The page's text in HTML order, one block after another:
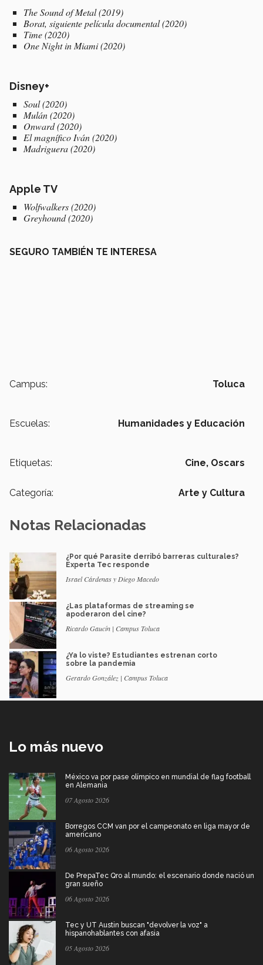
The Sound of Metal(2019)
Borat, siguiente película documental(2020)
Time(2020)
One Night in Miami(2020)
Disney+
Soul(2020)
Mulán(2020)
Onward(2020)
El magnífico Iván(2020)
Madriguera(2020)
Apple TV
Wolfwalkers(2020)
Greyhound(2020)
SEGURO TAMBIÉN TE INTERESA
Campus: Toluca
Escuelas: Humanidades y Educación
Etiquetas: Cine, Oscars
Categoría: Arte y Cultura
Notas Relacionadas
¿Por qué Parasite derribó barreras culturales?
Experta Tec responde
Israel Cárdenas y Diego Macedo
¿Las plataformas de streaming se
apoderaron del cine?
Ricardo Gaucín | Campus Toluca
¿Ya lo viste? Estudiantes estrenan corto
sobre la pandemia
Gerardo González | Campus Toluca
Lo más nuevo
México va por pase olímpico en mundial de flag football
en Alemania
07 Agosto 2026
Borregos CCM van por el campeonato en liga mayor de
americano
06 Agosto 2026
De PrepaTec Qro al mundo: el escenario donde nació un
gran sueño
06 Agosto 2026
Tec y UT Austin buscan "devolver la voz" a
hispanohablantes con afasia
05 Agosto 2026